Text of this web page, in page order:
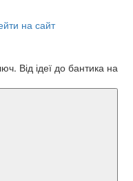
на сайт
Від ідеї до бантика на